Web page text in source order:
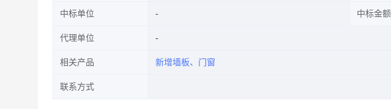
中标单位 中标金额
代理单位
相关产品 新增墙板、门窗
联系方式